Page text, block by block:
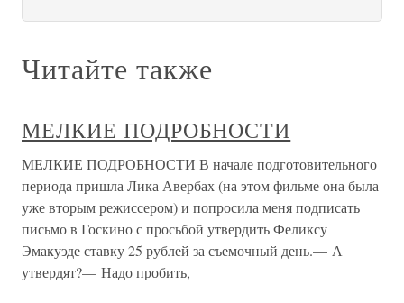
Читайте также
МЕЛКИЕ ПОДРОБНОСТИ
МЕЛКИЕ ПОДРОБНОСТИ В начале подготовительного
периода пришла Лика Авербах (на этом фильме она была
уже вторым режиссером) и попросила меня подписать
письмо в Госкино с просьбой утвердить Феликсу
Эмакуэде ставку 25 рублей за съемочный день.— А
утвердят?— Надо пробить,